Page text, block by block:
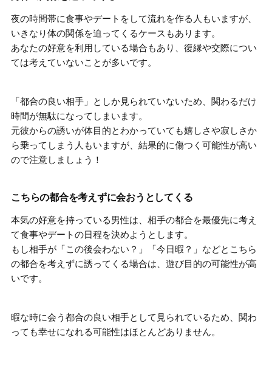
夜の時間帯に食事やデートをして流れを作る人もいますが、
いきなり体の関係を迫ってくるケース もあります。
あなたの好意を利用している場合もあり、復縁や交際につい
ては考えていないことが多いです。
「都合の良い相手」としか見られていないため、関わるだけ
時間が無駄になってしまいます。
元彼からの誘いが体目的とわかっていても嬉しさや寂しさか
ら乗ってしまう人もいますが、結果的に傷つく可能性が高い
ので注意しましょう！
こちらの都合を考えずに会おうとしてくる
本気の好意を持っている男性は、 相手の都合を最優先に考え
て食事やデートの日程を決めようとします。
もし相手が「この後会わない？」「今日暇？」などとこちら
の都合を考えずに誘ってくる場合は、遊び目的の可能性が高
いです。
暇な時に会う都合の良い相手として見られているため、関わ
っても幸せになれる可能性はほとんどありません。